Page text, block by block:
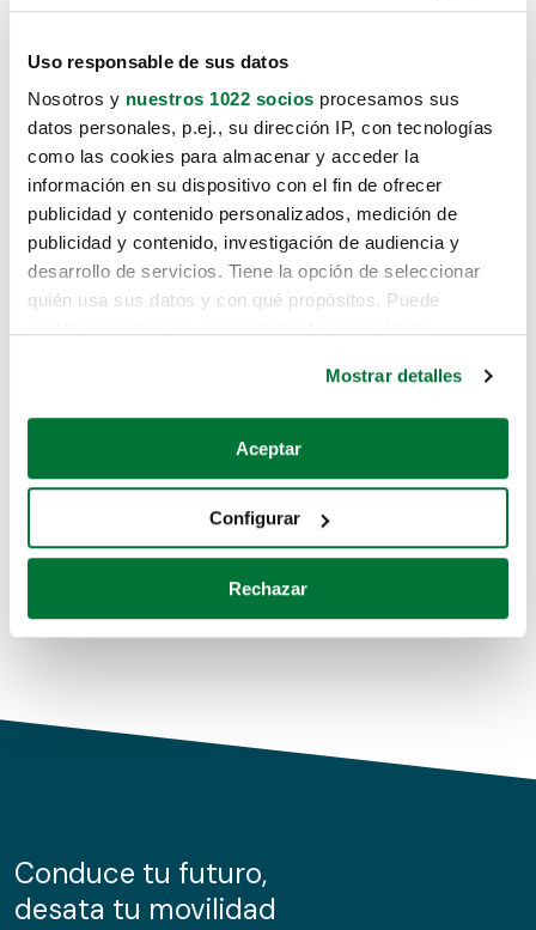
Uso responsable de sus datos
Nosotros y nuestros 1022 socios procesamos sus
datos personales, p.ej., su dirección IP, con tecnologías
como las cookies para almacenar y acceder la
información en su dispositivo con el fin de ofrecer
publicidad y contenido personalizados, medición de
publicidad y contenido, investigación de audiencia y
desarrollo de servicios. Tiene la opción de seleccionar
quién usa sus datos y con qué propósitos. Puede
Si lo permite, también quisiéramos:
Recopilar información sobre su ubicación geográfica
Identificar su dispositivo analizándolo activamente
para buscar características específicas (huellas
Obtenga más información sobre cómo se procesan sus
de cookies.
información sobre el uso que haga del sitio web con
nuestros partners de redes sociales, publicidad y análisis
Mostrar detalles
Aceptar
Configurar
Rechazar
Lo sentimos, no sabemos como
te hemos traido hasta aquí.
Pero puedes encontrar el coche que estás
buscando en alguno de estos enlaces:
Coches de segunda mano
Coches de km0
Conduce tu futuro,
desata tu movilidad